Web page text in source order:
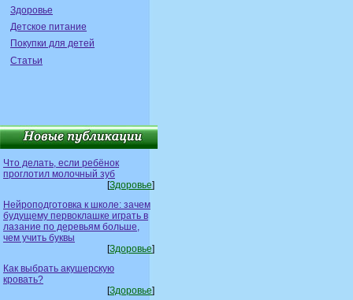
Здоровье
Детское питание
Покупки для детей
Статьи
Что делать, если ребёнок
проглотил молочный зуб
[Здоровье]
Нейроподготовка к школе: зачем
будущему первоклашке играть в
лазание по деревьям больше,
чем учить буквы
[Здоровье]
Как выбрать акушерскую
кровать?
[Здоровье]